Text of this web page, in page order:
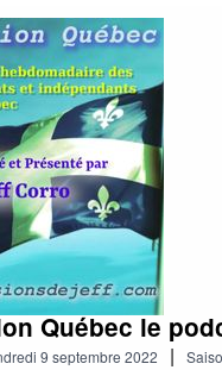
Québec le
9 septembre 2022 |